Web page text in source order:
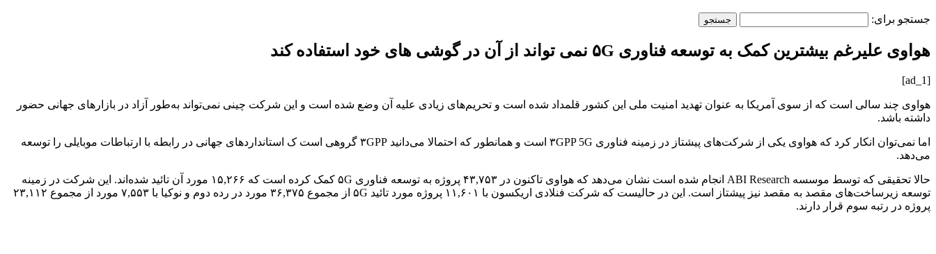
جستجو برای:
هواوی علیرغم بیشترین کمک به توسعه فناوری ۵G نمی‌ تواند از آن در گوشی های خود استفاده کند
[ad_1]
هواوی چند سالی است که از سوی آمریکا به عنوان تهدید امنیت ملی این کشور قلمداد شده است و تحریم‌های زیادی علیه آن وضع شده است و این شرکت چینی نمی‌تواند به‌طور آزاد در بازارهای جهانی حضور
داشته باشد.
اما نمی‌توان انکار کرد که هواوی یکی از شرکت‌های پیشتاز در زمینه فناوری ۳GPP 5G است و همانطور که احتمالا می‌دانید ۳GPP گروهی است ک استانداردهای جهانی در رابطه با ارتباطات موبایلی را توسعه
می‌‌دهد.
حالا تحقیقی که توسط موسسه ABI Research انجام شده است نشان می‌دهد که هواوی تاکنون در ۴۳,۷۵۳ پروژه به توسعه فناوری ۵G کمک کرده است که ۱۵,۲۶۶ مورد آن تائید شده‌اند. این شرکت در زمینه
توسعه زیرساخت‌های مقصد به مقصد نیز پیشتاز است. این در حالیست که شرکت فنلادی اریکسون با ۱۱,۶۰۱ پروژه مورد تائید ۵G از مجموع ۳۶,۳۷۵ مورد در رده دوم و نوکیا با ۷,۵۵۳ مورد از مجموع ۲۳,۱۱۲
پروژه در رتبه سوم قرار دارند.